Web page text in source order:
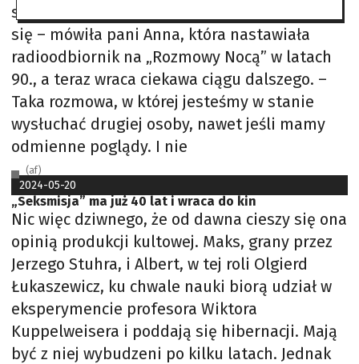
się spokojna rozmowa, bez przekrzykiwania
się – mówiła pani Anna, która nastawiała
radioodbiornik na „Rozmowy Nocą” w latach
90., a teraz wraca ciekawa ciągu dalszego. –
Taka rozmowa, w której jesteśmy w stanie
wysłuchać drugiej osoby, nawet jeśli mamy
odmienne poglądy. I nie
(af)
2024-05-20
„Seksmisja” ma już 40 lat i wraca do kin
Nic więc dziwnego, że od dawna cieszy się ona
opinią produkcji kultowej. Maks, grany przez
Jerzego Stuhra, i Albert, w tej roli Olgierd
Łukaszewicz, ku chwale nauki biorą udział w
eksperymencie profesora Wiktora
Kuppelweisera i poddają się hibernacji. Mają
być z niej wybudzeni po kilku latach. Jednak